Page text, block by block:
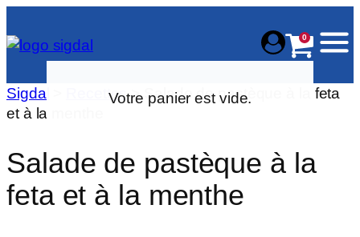
0
Sigdal Recettes> Salade de pastèque à la feta
et à la menthe
Salade de pastèque à la
feta et à la menthe